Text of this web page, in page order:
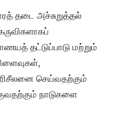
தடை அச்சுறுத்தல்
தட்டுப்பாடு மற்றும்
செய்வதற்கும்
நாடுகளை